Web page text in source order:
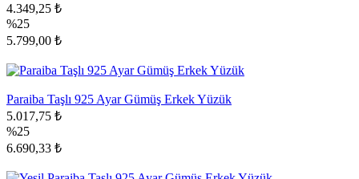
4.349,25 ₺
%25
5.799,00 ₺
Paraiba Taşlı 925 Ayar Gümüş Erkek Yüzük
5.017,75 ₺
%25
6.690,33 ₺